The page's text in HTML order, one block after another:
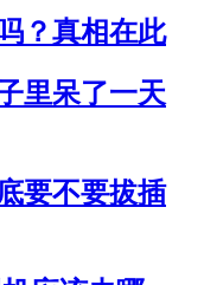
？真相在此
里呆了一天
要不要拔插